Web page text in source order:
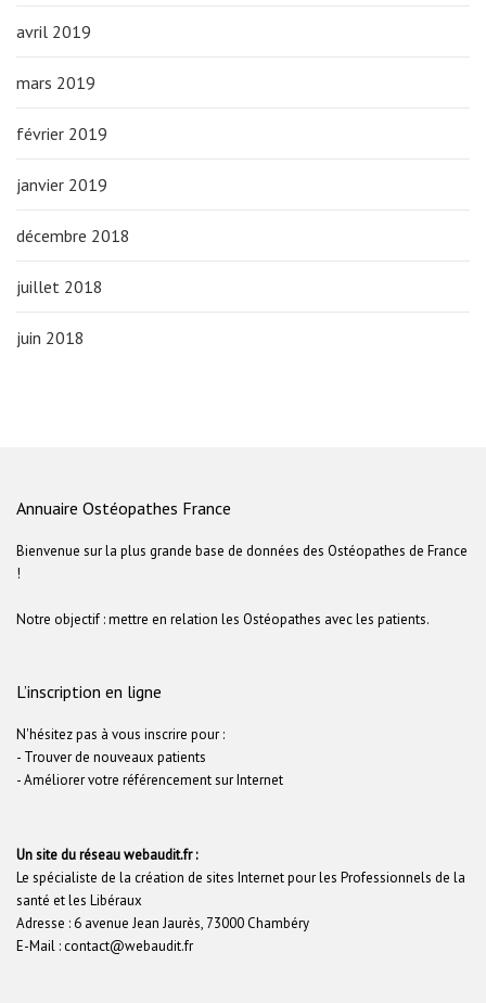
avril 2019
mars 2019
février 2019
janvier 2019
décembre 2018
juillet 2018
juin 2018
Annuaire Ostéopathes France
Bienvenue sur la plus grande base de données des Ostéopathes de France
!
Notre objectif : mettre en relation les Ostéopathes avec les patients.
L’inscription en ligne
N'hésitez pas à vous inscrire pour :
- Trouver de nouveaux patients
- Améliorer votre référencement sur Internet
Un site du réseau webaudit.fr :
Le spécialiste de la création de sites Internet pour les Professionnels de la
santé et les Libéraux
Adresse : 6 avenue Jean Jaurès, 73000 Chambéry
E-Mail : contact@webaudit.fr